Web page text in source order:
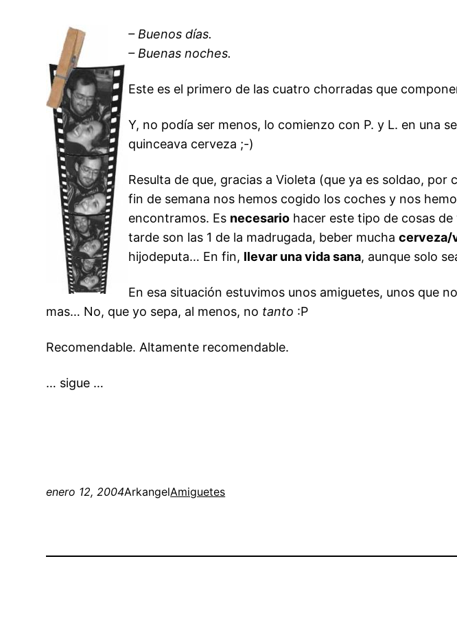
– Buenos días.
– Buenas noches.
Este es el primero de las cuatro chorradas que
Y, no podía ser menos, lo comienzo con P. y L. en una
quinceava cerveza ;-)
Resulta de que, gracias a Violeta (que ya es soldao,
fin de semana nos hemos cogido los coches y nos
encontramos. Es necesario hacer este tipo de cosas
tarde son las 1 de la madrugada, beber muchacerveza/
hijodeputa… En fin, llevar una vida sana, aunque solo
En esa situación estuvimos unos amiguetes, unos que
mas… No, que yo sepa, al menos, no tanto :P
Recomendable. Altamente recomendable.
… sigue …
enero 12, 2004ArkangelAmiguetes